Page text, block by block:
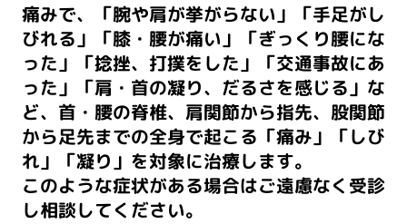
痛みで、「腕や肩が挙がらない」「手足がし
びれる」「膝・腰が痛い」「ぎっくり腰にな
った」 「捻挫、打撲をした」「交通事故にあ
った」「肩・首の凝り、だるさを感じる」な
ど、 首・腰の脊椎、肩関節から指先、股関節
から足先までの全身で起こる 「痛み」「しび
れ」「凝り」を対象に治療します。
このような症状がある場合はご遠慮なく受診
し相談してください。